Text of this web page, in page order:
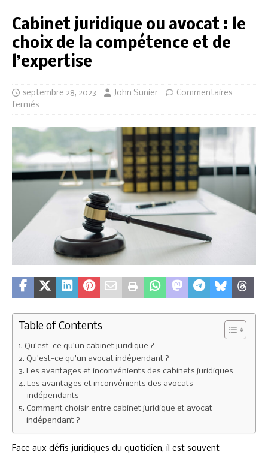
Cabinet juridique ou avocat : le
choix de la compétence et de
l’expertise
septembre 28, 2023 John Sunier
Commentaires
fermés
Table of Contents
Qu’est-ce qu’un cabinet juridique ?
Qu’est-ce qu’un avocat indépendant ?
Les avantages et inconvénients des cabinets juridiques
Les avantages et inconvénients des avocats
indépendants
Comment choisir entre cabinet juridique et avocat
indépendant ?
Face aux défis juridiques du quotidien, il est souvent